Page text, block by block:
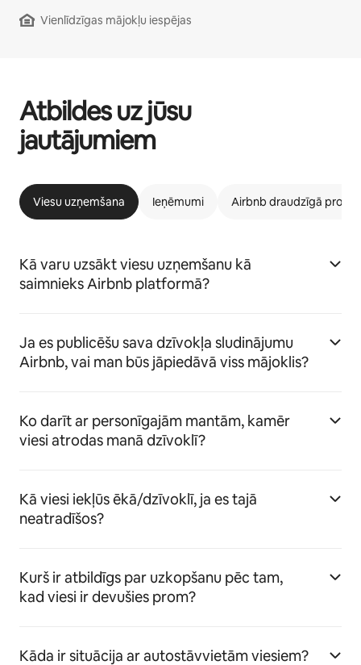
Vienlīdzīgas mājokļu iespējas
Atbildes uz jūsu
jautājumiem
Viesu uzņemšana Ieņēmumi Airbnb draudzīgā
Kā varu uzsākt viesu uzņemšanu kā
saimnieks Airbnb platformā?
Ja es publicēšu sava dzīvokļa sludinājumu
Airbnb, vai man būs jāpiedāvā viss mājoklis?
Ko darīt ar personīgajām mantām, kamēr
viesi atrodas manā dzīvoklī?
Kā viesi iekļūs ēkā/dzīvoklī, ja es tajā
neatradīšos?
Kurš ir atbildīgs par uzkopšanu pēc tam,
kad viesi ir devušies prom?
Kāda ir situācija ar autostāvvietām viesiem?